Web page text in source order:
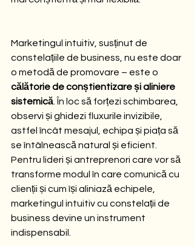
Marketingul intuitiv, susținut de
constelațiile de business, nu este doar
o metodă de promovare – este o
călătorie de conștientizare și aliniere
sistemică . În loc să forțezi schimbarea,
observi și ghidezi fluxurile invizibile,
astfel încât mesajul, echipa și piața să
se întâlnească natural și eficient.
Pentru lideri și antreprenori care vor să
transforme modul în care comunică cu
clienții și cum își aliniază echipele,
marketingul intuitiv cu constelații de
business devine un instrument
indispensabil.